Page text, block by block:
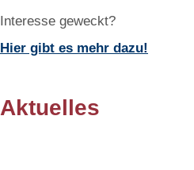
Interesse geweckt?
Hier gibt es mehr dazu!
Aktuelles